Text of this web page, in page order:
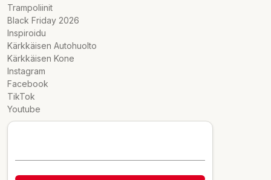
Trampoliinit
Black Friday 2026
Inspiroidu
Kärkkäisen Autohuolto
Kärkkäisen Kone
Instagram
Facebook
TikTok
Youtube